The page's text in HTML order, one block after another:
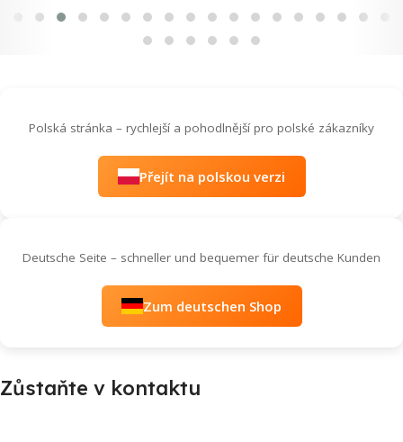
Polská stránka – rychlejší a pohodlnější pro polské zákazníky
Přejít na polskou verzi
Deutsche Seite – schneller und bequemer für deutsche Kunden
Zum deutschen Shop
Zůstaňte v kontaktu